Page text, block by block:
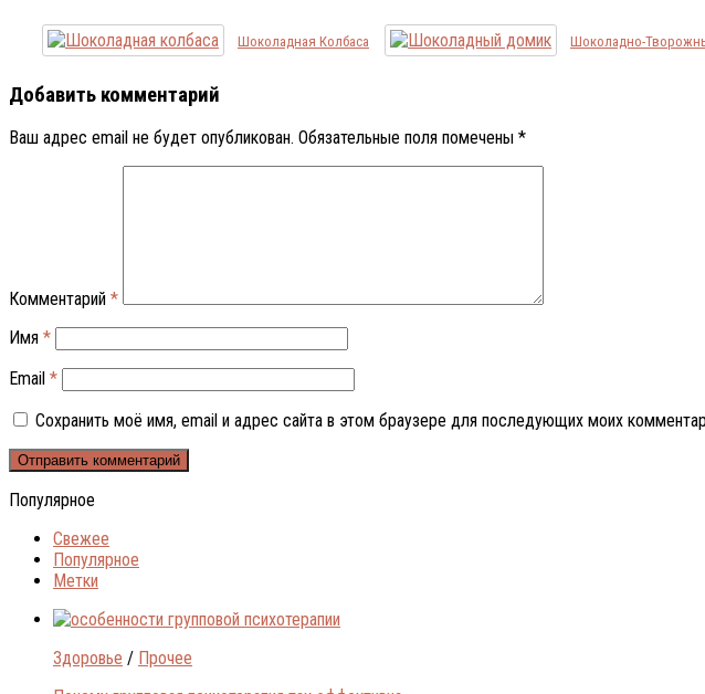
Шоколадная Колбаса Шоколадно-
Добавить комментарий
Ваш адрес email не будет опубликован. Обязательные поля помечены *
Комментарий *
Имя *
Email *
Сохранить моё имя, email и адрес сайта в этом браузере для последующих моих
Популярное
Свежее
Популярное
Метки
Здоровье / Прочее